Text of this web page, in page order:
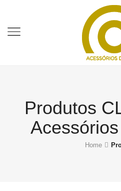
Produtos
Home